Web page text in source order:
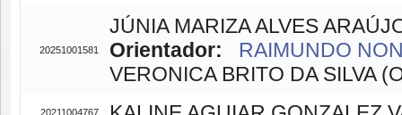
20251001581
JÚNIA MARIZA ALVES
Orientador:
RAIMUNDO
VERONICA BRITO DA SILVA
20211004767